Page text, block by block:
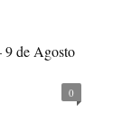
9 de Agosto
0